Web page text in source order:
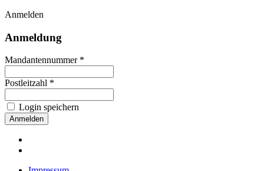
Anmelden
Anmeldung
Mandantennummer *
Postleitzahl *
Login speichern